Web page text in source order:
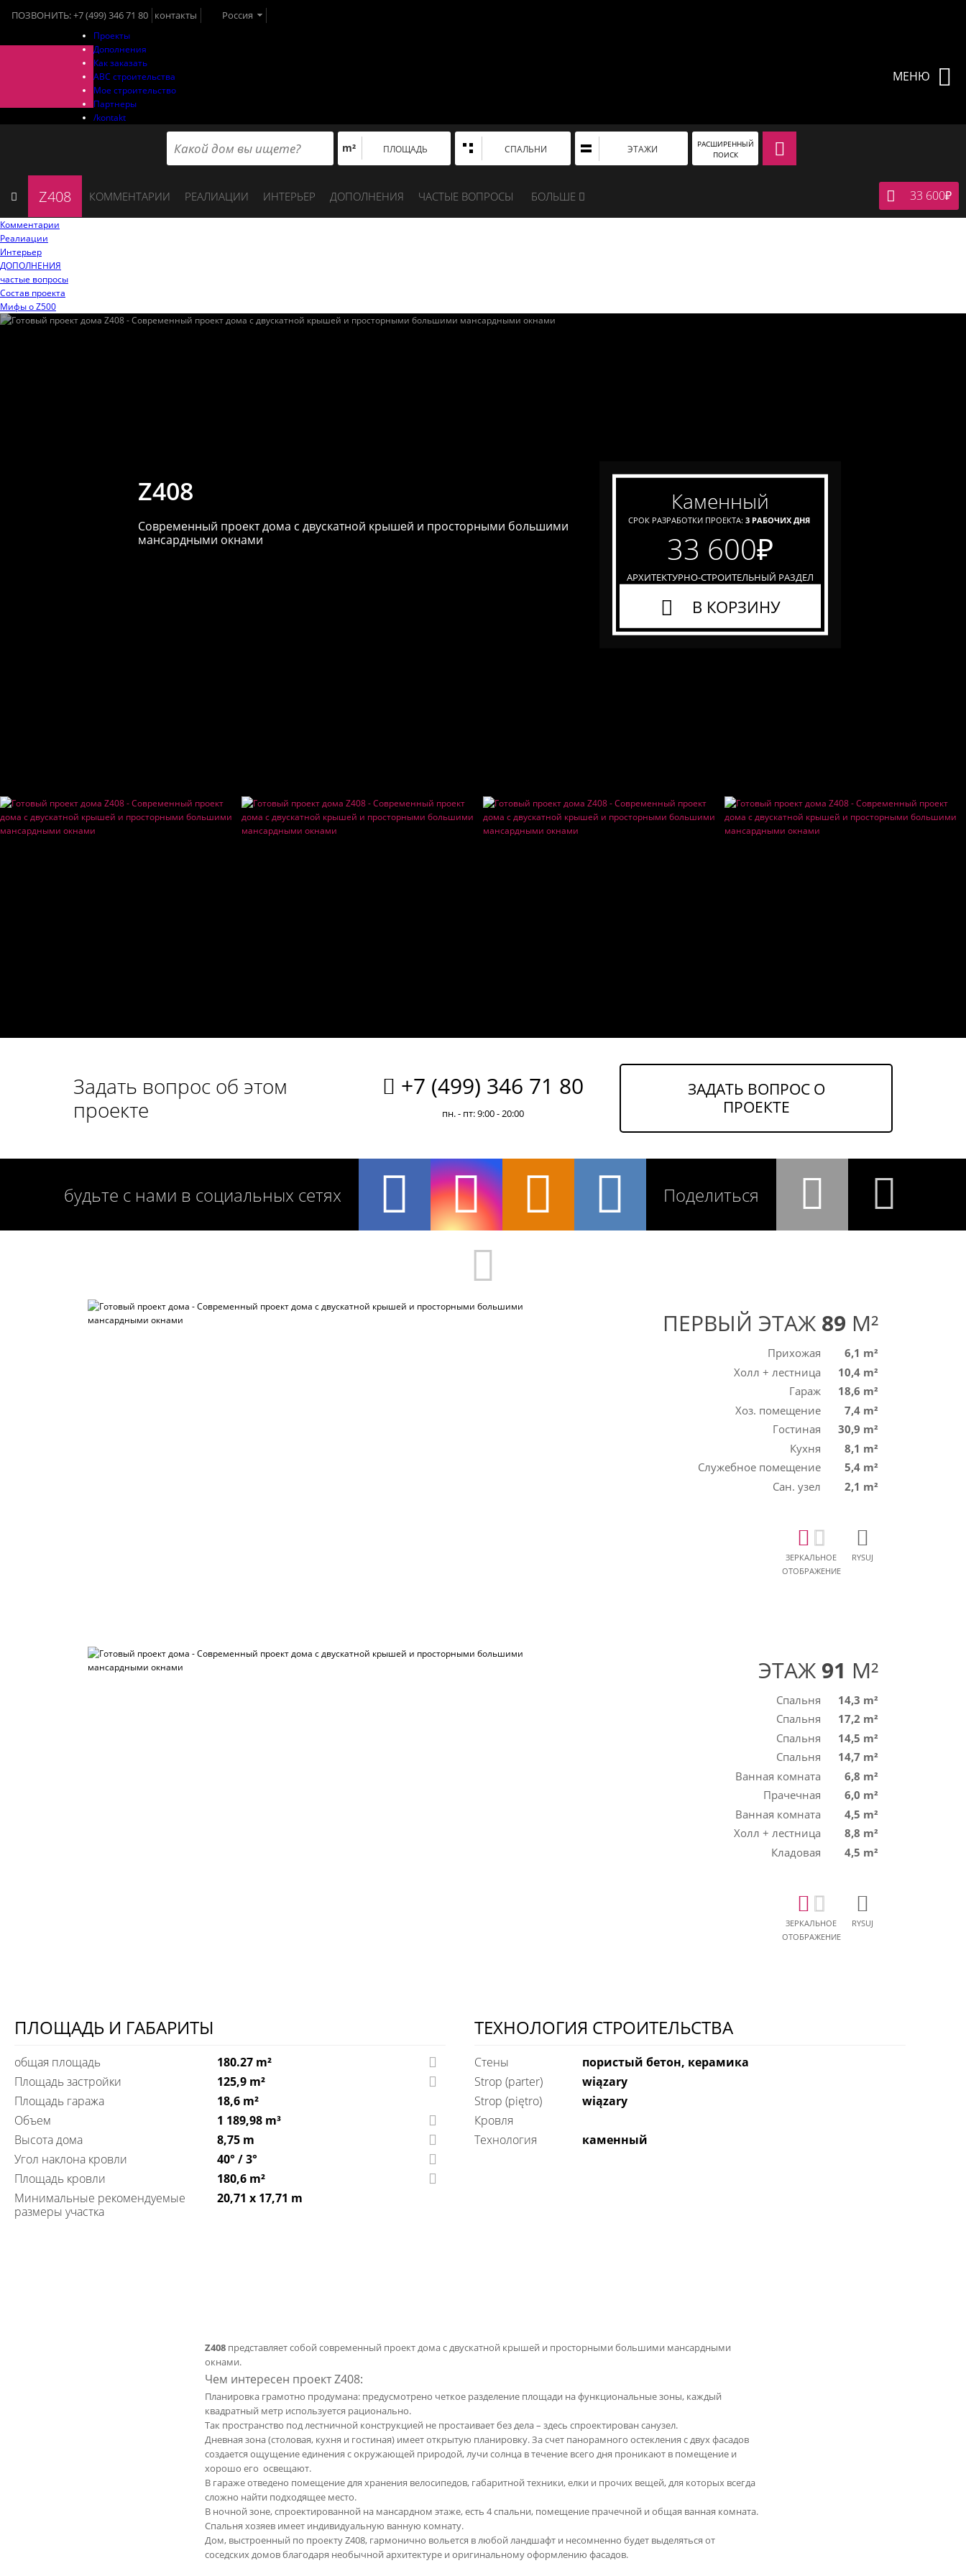
ПОЗВОНИТЬ:+7 (499) 346 71 80 контакты Россия
Проекты
Дополнения
Как заказать
ABC строительства
Мое строительство
Партнеры
/kontakt
МЕНЮ
m² ПЛОЩАДЬ СПАЛЬНИ ЭТАЖИ
РАСШИРЕННЫЙ
ПОИСК
Z408 КОММЕНТАРИИ РЕАЛИАЦИИ ИНТЕРЬЕР ДОПОЛНЕНИЯ ЧАСТЫЕ ВОПРОСЫ БОЛЬШЕ 33 600₽
Комментарии
Реалиации
Интерьер
ДОПОЛНЕНИЯ
частые вопросы
Состав проекта
Мифы o Z500
Z408
Cовременный проект дома с двускатной крышей и просторными большими
мансардными окнами
каменный
СРОК РАЗРАБОТКИ ПРОЕКТА: 3 РАБОЧИХ ДНЯ
33 600₽
АРХИТЕКТУРНО-СТРОИТЕЛЬНЫЙ РАЗДЕЛ
В КОРЗИНУ
Задать вопрос об этом
проекте
+7 (499) 346 71 80
пн. - пт: 9:00 - 20:00
ЗАДАТЬ ВОПРОС О
ПРОЕКТЕ
будьте с нами в социальных сетях Поделиться
ПЕРВЫЙ ЭТАЖ 89 M²
Прихожая
6,1 m²
Холл + лестница
10,4 m²
Гараж
18,6 m²
Хоз. помещение
7,4 m²
Гостиная
30,9 m²
Кухня
8,1 m²
Служебное помещение
5,4 m²
Сан. узел
2,1 m²
ЗЕРКАЛЬНОЕ
ОТОБРАЖЕНИЕ
RYSUJ
ЭТАЖ 91 M²
Спальня
14,3 m²
Спальня
17,2 m²
Спальня
14,5 m²
Спальня
14,7 m²
Ванная комната
6,8 m²
Прачечная
6,0 m²
Ванная комната
4,5 m²
Холл + лестница
8,8 m²
Кладовая
4,5 m²
ЗЕРКАЛЬНОЕ
ОТОБРАЖЕНИЕ
RYSUJ
ПЛОЩАДЬ И ГАБАРИТЫ
общая площадь
180.27 m²
Площадь застройки
125,9 m²
Площадь гаража
18,6 m²
Объем
1 189,98 m³
Высота дома
8,75 m
Угол наклона кровли
40° / 3°
Площадь кровли
180,6 m²
Минимальные рекомендуемые
размеры участка
20,71 x 17,71 m
ТЕХНОЛОГИЯ СТРОИТЕЛЬСТВА
Стены
пористый бетон, керамика
Strop (parter)
wiązary
Strop (piętro)
wiązary
Кровля
технология
каменный
Z408 представляет собой современный проект дома с двускатной крышей и просторными большими мансардными
окнами.
Чем интересен проект Z408:
Планировка грамотно продумана: предусмотрено четкое разделение площади на функциональные зоны, каждый
квадратный метр используется рационально.
Так пространство под лестничной конструкцией не простаивает без дела – здесь спроектирован санузел.
Дневная зона (столовая, кухня и гостиная) имеет открытую планировку. За счет панорамного остекления с двух фасадов
создается ощущение единения с окружающей природой, лучи солнца в течение всего дня проникают в помещение и
хорошо его освещают.
В гараже отведено помещение для хранения велосипедов, габаритной техники, елки и прочих вещей, для которых всегда
сложно найти подходящее место.
В ночной зоне, спроектированной на мансардном этаже, есть 4 спальни, помещение прачечной и общая ванная комната.
Спальня хозяев имеет индивидуальную ванную комнату.
Дом, выстроенный по проекту Z408, гармонично вольется в любой ландшафт и несомненно будет выделяться от
соседских домов благодаря необычной архитектуре и оригинальному оформлению фасадов.